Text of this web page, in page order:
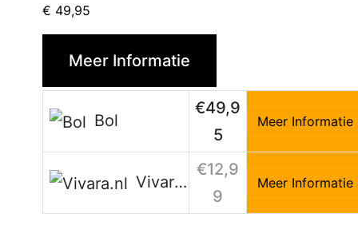
€ 49,95
Meer Informatie
Bol
€49,9
5
Meer Informatie
Vivara.nl
€12,9
9
Meer Informatie